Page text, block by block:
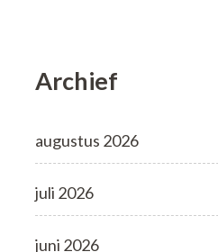
Archief
augustus 2026
juli 2026
juni 2026